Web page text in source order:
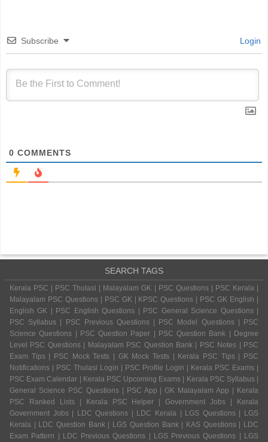
Subscribe Login
0 COMMENTS
SEARCH TAGS
Kerala PSC | PSC Thulasi | Malayalam GK | PSC Questions | PSC Kerala |
Malayalam PSC Questions | PSC GK | KPSC Questions | PSC GK English |
English GK | PSC English Questions | PSC General Science Questions |
PSC Syllabus | PSC Previous Questions | PSC Model Questions | PSC
Science Questions | PSC Question Paper | PSC Question Bank | Degree
Level PSC Questions | Malayalam PSC Question Bank | PSC Notes | PSC
Exam Tips | PSC Mock Tests | GK Mock Tests | Kerala PSC Tips | PSC
Notifications | PSC Thulasi Login | PSC Profile Login | Kerala PSC Exams |
PSC Exam Calendar | Kerala PSC Upcoming Exams | Kerala PSC Syllabus |
General Science PSC Questions | PSC App | GK Malayalam App | Kerala
PSC Ranked Lists | Kerala PSC Helper | Government Jobs | Kerala
Government Jobs | LDC Questions | LDC Kerala | LGS Questions | LGS
Kerala | LDC Question Bank | LGS Question Bank | KAS Questions | LDC
Exam Pattern | LDC Previous Questions | LGS Previous Questions | LGS